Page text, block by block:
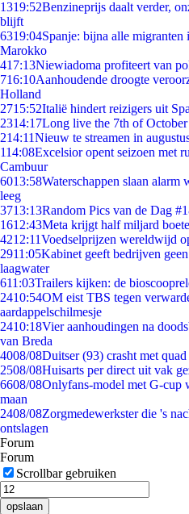
1319:52Benzineprijs daalt verder,
blijft
6319:04Spanje: bijna alle migranten
Marokko
417:13Niewiadoma profiteert van
716:10Aanhoudende droogte
Holland
2715:52Italië hindert reizigers uit
2314:17Long live the 7th of October
214:11Nieuw te streamen in
114:08Excelsior opent seizoen met
Cambuur
6013:58Waterschappen slaan alarm
leeg
3713:13Random Pics van de Dag
1612:43Meta krijgt half miljard
4212:11Voedselprijzen wereldwijd
2911:05Kabinet geeft bedrijven
laagwater
611:03Trailers kijken: de
2410:54OM eist TBS tegen
aardappelschilmesje
2410:18Vier aanhoudingen na
van Breda
4008/08Duitser (93) crasht met
2508/08Huisarts per direct uit vak
6608/08Onlyfans-model met G-cup
maan
2408/08Zorgmedewerkster die 's
ontslagen
Forum
Forum
Scrollbar gebruiken
opslaan